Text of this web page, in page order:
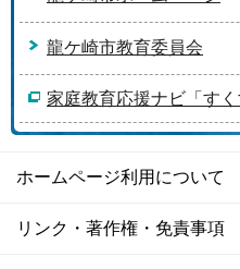
龍ケ崎市教育委員会
家庭教育応援ナビ「すく
ホームページ利用について
リンク・著作権・免責事項